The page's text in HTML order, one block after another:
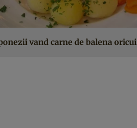
vand carne de balena oricui